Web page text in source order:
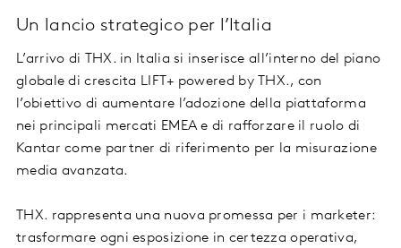
Un lancio strategico per l’Italia
L’arrivo di THX. in Italia si inserisce all’interno del piano
globale di crescita LIFT+ powered by THX., con
l’obiettivo di aumentare l’adozione della piattaforma
nei principali mercati EMEA e di rafforzare il ruolo di
Kantar come partner di riferimento per la misurazione
media avanzata.
THX. rappresenta una nuova promessa per i marketer:
trasformare ogni esposizione in certezza operativa,